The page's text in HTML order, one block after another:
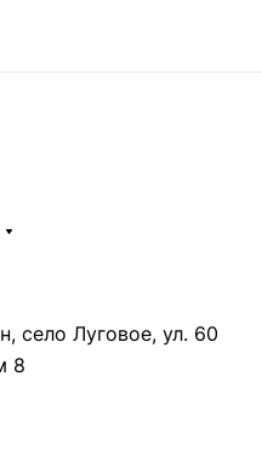
село Луговое, ул. 60
8